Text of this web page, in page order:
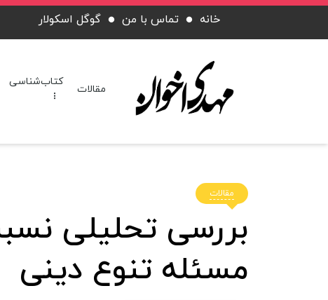
خانه تماس با من گوگل اسکولار
مقالات
کتاب‌شناسی
مقالات
بررسی تحلیلی
مسئله تنوع دینی